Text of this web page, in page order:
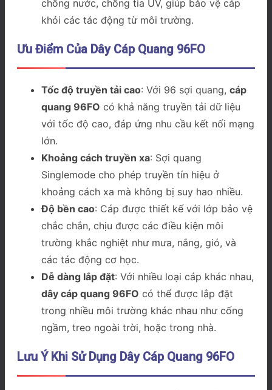
chống nước, chống tia UV, giúp bảo vệ cáp
khỏi các tác động từ môi trường.
Ưu Điểm Của Dây Cáp Quang 96FO
Tốc độ truyền tải cao: Với 96 sợi quang, cáp
quang 96FO có khả năng truyền tải dữ liệu
với tốc độ cao, đáp ứng nhu cầu kết nối mạng
lớn.
Khoảng cách truyền xa: Sợi quang
Singlemode cho phép truyền tín hiệu ở
khoảng cách xa mà không bị suy hao nhiều.
Độ bền cao: Cáp được thiết kế với lớp bảo vệ
chắc chắn, chịu được các điều kiện môi
trường khắc nghiệt như mưa, nắng, gió, và
các tác động cơ học.
Dễ dàng lắp đặt: Với nhiều loại cáp khác nhau,
dây cáp quang 96FO có thể được lắp đặt
trong nhiều môi trường khác nhau như cống
ngầm, treo ngoài trời, hoặc trong nhà.
Lưu Ý Khi Sử Dụng Dây Cáp Quang 96FO